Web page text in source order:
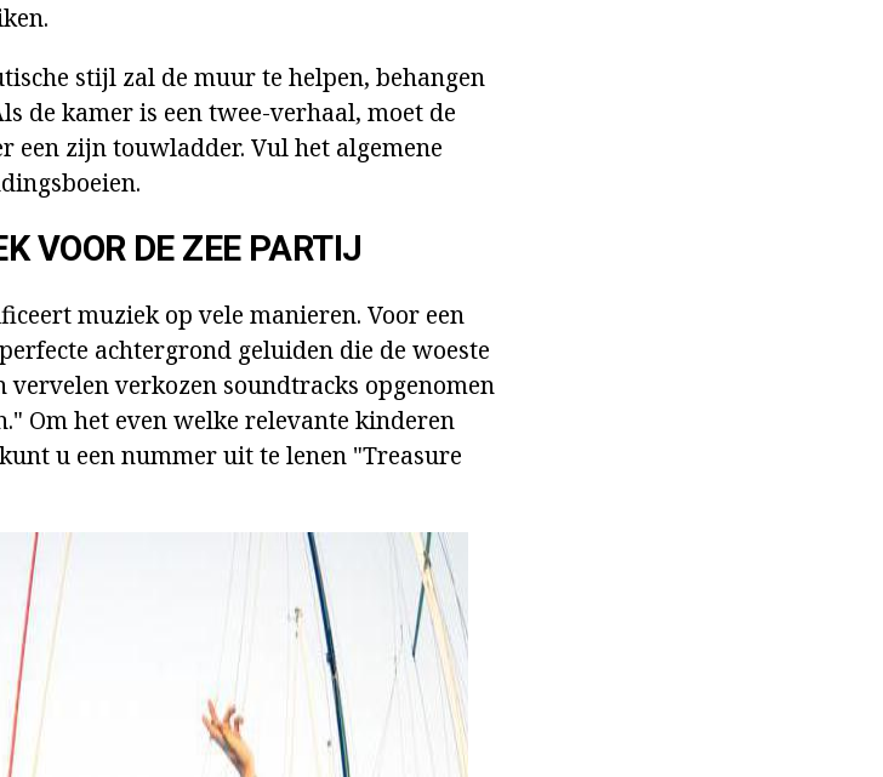
stijl zal de muur te helpen, behangen
de kamer is een twee-verhaal, moet de
zijn touwladder. Vul het algemene
VOOR DE ZEE PARTIJ
muziek op vele manieren. Voor een
achtergrond geluiden die de woeste
vervelen verkozen soundtracks opgenomen
Om het even welke relevante kinderen
u een nummer uit te lenen "Treasure